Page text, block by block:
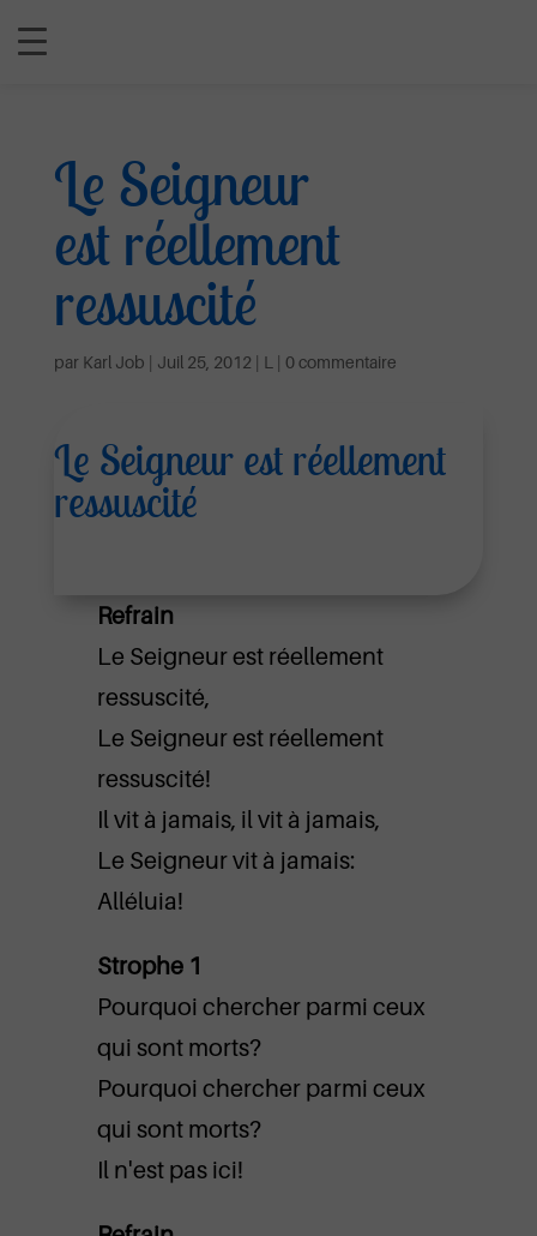
Le Seigneur
est réellement
ressuscité
par Karl Job | Juil 25, 2012 | L | 0 commentaire
Le Seigneur est réellement
ressuscité
Refrain
Le Seigneur est réellement
ressuscité,
Le Seigneur est réellement
ressuscité!
Il vit à jamais, il vit à jamais,
Le Seigneur vit à jamais:
Alléluia!
Strophe 1
Pourquoi chercher parmi ceux
qui sont morts?
Pourquoi chercher parmi ceux
qui sont morts?
Il n'est pas ici!